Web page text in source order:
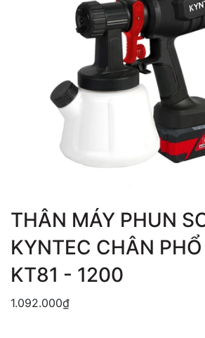
THÂN MÁY PHUN
KYNTEC CHÂN
KT81 - 1200
1.092.000₫